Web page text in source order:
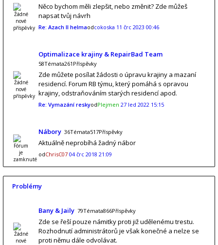
Něco bychom měli zlepšit, nebo změnit? Zde můžeš
napsat tvůj návrh
Re: Azach II helmaodcokoska 11 črc 2023 00:46
Optimalizace krajiny & RepairBad Team
58Témata261Příspěvky
Zde můžete posílat žádosti o úpravu krajiny a mazaní
residencí. Forum RB týmu, který pomáhá s opravou
krajiny, odstraňováním starých residencí apod.
Re: Vymazání reskyodPlejmen 27 led 2022 15:15
Nábory 36Témata517Příspěvky
Aktuálně neprobíhá žadný nábor
odChrisC07 04 črc 2018 21:09
Problémy
Bany & Jaily 79Témata866Příspěvky
Zde se řeší pouze námitky proti již udělenému trestu.
Rozhodnutí administrátorů je však konečné a nelze se
proti němu dále odvolávat.